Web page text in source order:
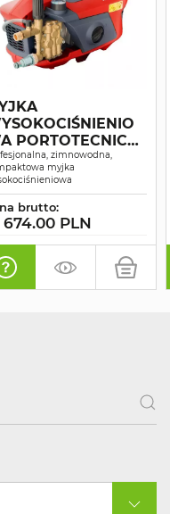
PORTOTECNICA
1609P
zimnowodna,
myjka
brutto:
PLN